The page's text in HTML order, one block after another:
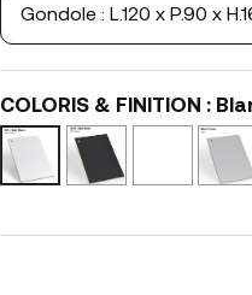
COLORIS & FINITION :
Blanc
Mat
N01
N02
Ciment
N10